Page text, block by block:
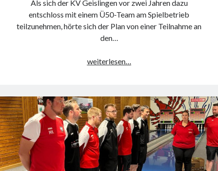
Als sich der KV Geislingen vor zwei Jahren dazu
entschloss mit einem Ü50-Team am Spielbetrieb
teilzunehmen, hörte sich der Plan von einer Teilnahme an
den…
weiterlesen…
der
Deutschen
Meisterschaft